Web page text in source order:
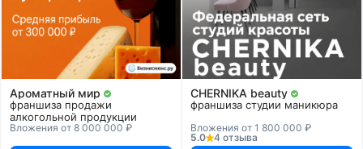
Ароматный мир
франшиза продажи
алкогольной продукции
Вложения от 8 000 000 ₽
CHERNIKA beauty
франшиза студии маникюра
Вложения от 1 800 000 ₽
5.0
4 отзыва